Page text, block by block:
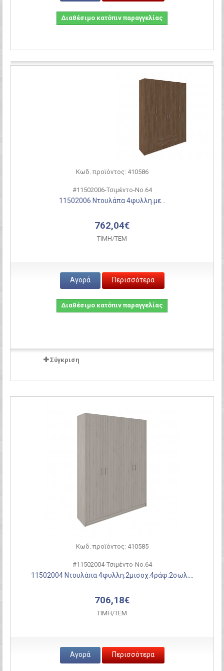
Διαθέσιμο κατόπιν παραγγελίας
Κωδ. προϊόντος: 410586
#11502006-Τσιμέντο-Νο.64
11502006 Ντουλάπα 4φυλλη.με...
762,04€
ΤΙΜH/ΤΕΜ
Αγορά Περισσότερα
Διαθέσιμο κατόπιν παραγγελίας
Σύγκριση
Κωδ. προϊόντος: 410585
#11502004-Τσιμέντο-Νο.64
11502004 Ντουλάπα 4φυλλη.2μισοχ.4ράφ.2σωλ....
706,18€
ΤΙΜH/ΤΕΜ
Αγορά Περισσότερα